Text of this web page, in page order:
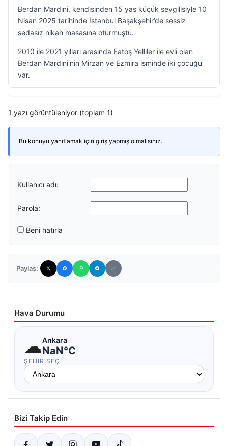
Berdan Mardini, kendisinden 15 yaş küçük sevgilisiyle 10
Nisan 2025 tarihinde İstanbul Başakşehir’de sessiz
sedasız nikah masasına oturmuştu.
2010 ile 2021 yılları arasında Fatoş Yelliler ile evli olan
Berdan Mardini’nin Mirzan ve Ezmira isminde iki çocuğu
var.
1 yazı görüntüleniyor (toplam 1)
Bu konuyu yanıtlamak için giriş yapmış olmalısınız.
Kullanıcı adı:
Parola:
Beni hatırla
Paylaş:
Hava Durumu
☁Ankara
NaN°C
ŞEHIR SEÇ
Bizi Takip Edin